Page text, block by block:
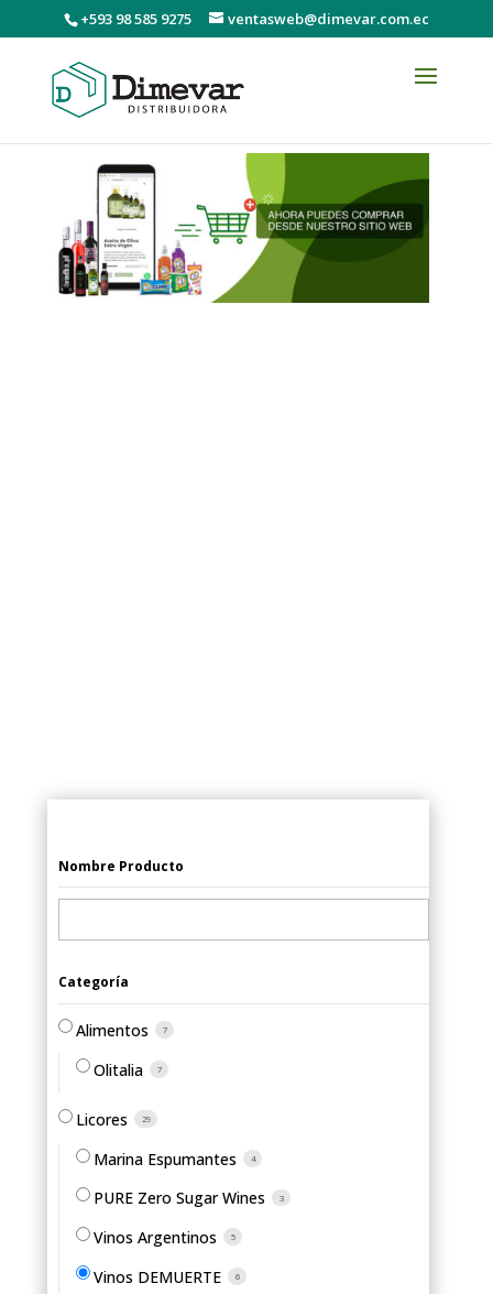
+593 98 585 9275 ventasweb@dimevar.com.ec
Nombre Producto
Categoría
Alimentos 7
Olitalia 7
Licores 29
Marina Espumantes 4
PURE Zero Sugar Wines 3
Vinos Argentinos 5
Vinos DEMUERTE 6